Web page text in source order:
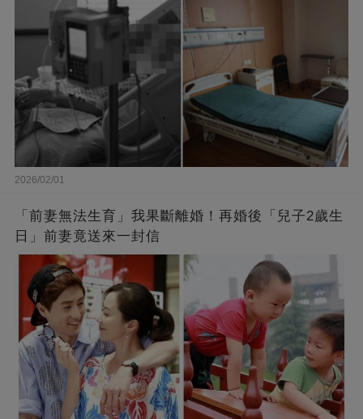
2026/02/01
「前妻無法生育」我果斷離婚！再婚後「兒子2歲生
日」前妻竟送來一封信